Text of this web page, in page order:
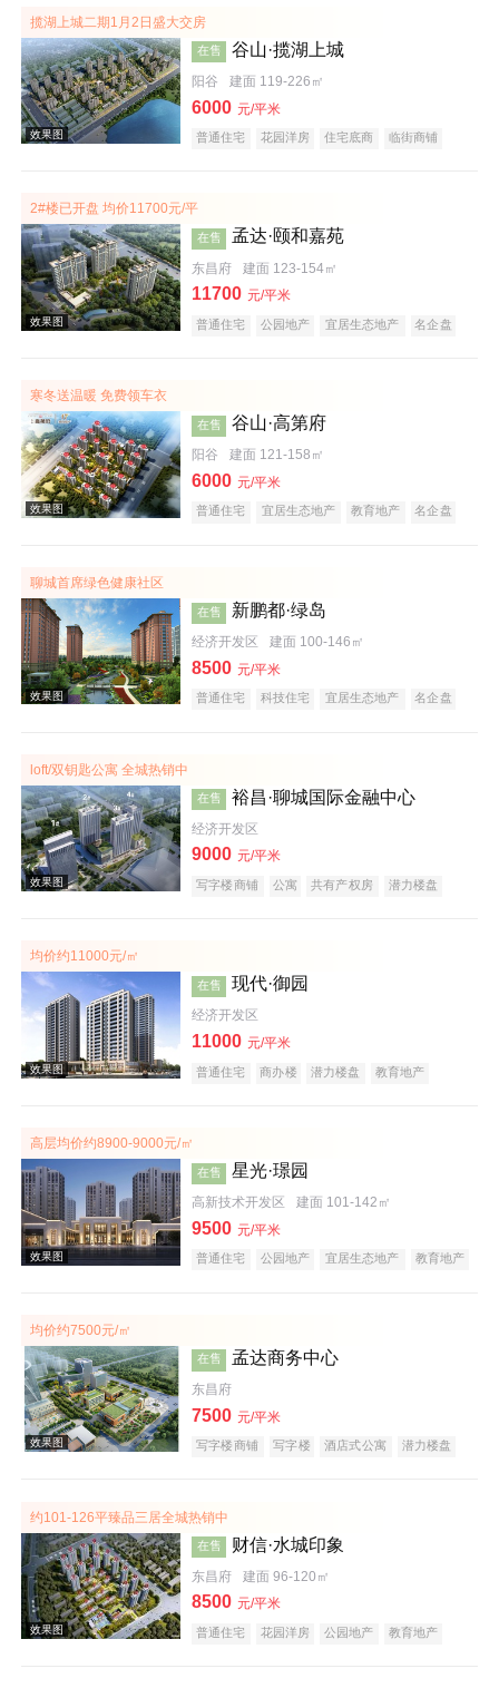
实景图
效果图
揽湖上城二期1月2日盛大交房
效果图
在售 谷山·揽湖上城
阳谷 建面 119-226㎡
6000 元/平米
普通住宅 花园洋房 住宅底商
临街商铺
教育地产
2#楼已开盘 均价11700元/平
在售 孟达·颐和嘉苑
东昌府 建面 123-154㎡
11700 元/平米
普通住宅 公园地产 宜居生态地产 名企盘
寒冬送温暖 免费领车衣
在售 谷山·高第府
阳谷 建面 121-158㎡
6000 元/平米
普通住宅 宜居生态地产 教育地产 名企盘
聊城首席绿色健康社区
效果图
在售 新鹏都·绿岛
经济开发区 建面 100-146㎡
8500 元/平米
普通住宅 科技住宅 宜居生态地产
名企盘
loft/双钥匙公寓 全城热销中
效果图
在售 裕昌·聊城国际金融中心
经济开发区
9000 元/平米
写字楼商铺 公寓 共有产权房
潜力楼盘
均价约11000元/㎡
在售 现代·御园
经济开发区
11000 元/平米
普通住宅 商办楼 潜力楼盘 教育地产
高层均价约8900-9000元/㎡
在售 星光·璟园
高新技术开发区 建面 101-142㎡
9500 元/平米
普通住宅 公园地产 宜居生态地产
教育地产
均价约7500元/㎡
在售 孟达商务中心
东昌府
7500 元/平米
写字楼商铺 写字楼 酒店式公寓
潜力楼盘
约101-126平臻品三居全城热销中
在售 财信·水城印象
东昌府 建面 96-120㎡
8500 元/平米
普通住宅 花园洋房 公园地产 教育地产